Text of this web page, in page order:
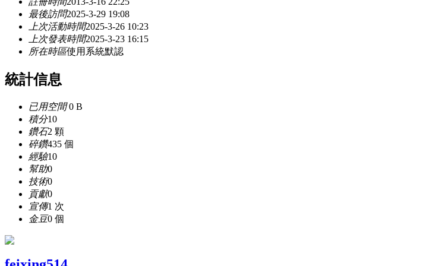
最後訪問2025-3-29 19:08
上次活動時間2025-3-26 10:23
上次發表時間2025-3-23 16:15
所在時區使用系統默認
統計信息
已用空間0 B
積分10
鑽石2 顆
碎鑽435 個
經驗10
幫助0
技術0
貢獻0
宣傳1 次
金豆0 個